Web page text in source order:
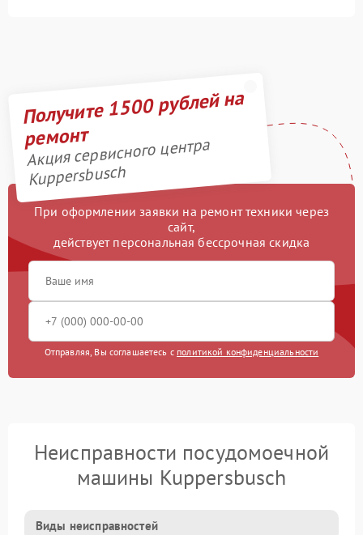
Получите 1500 рублей на
ремонт
Акция сервисного центра
Kuppersbusch
При оформлении заявки на ремонт техники через
сайт,
действует персональная бессрочная скидка
Отправляя, Вы соглашаетесь с политикой конфиденциальности
Неисправности посудомоечной
машины Kuppersbusch
Виды неисправностей